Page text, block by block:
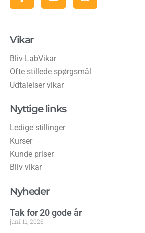
Vikar
Bliv LabVikar
Ofte stillede spørgsmål
Udtalelser vikar
Nyttige links
Ledige stillinger
Kurser
Kunde priser
Bliv vikar
Nyheder
Tak for 20 gode år
juni 11, 2026